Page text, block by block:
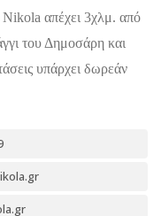
απέχει 3χλμ. από
του Δημοσάρη και
υπάρχει δωρεάν